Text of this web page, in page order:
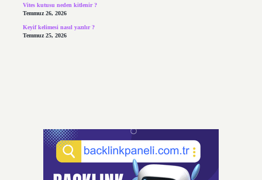
Vites kutusu neden kitlenir ?
Temmuz 26, 2026
Keyif kelimesi nasıl yazılır ?
Temmuz 25, 2026